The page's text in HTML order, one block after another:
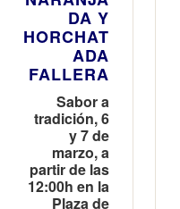
DA Y
HORCHAT
ADA
FALLERA
Sabor a
tradición, 6
y 7 de
marzo, a
partir de las
12:00h en la
Plaza de